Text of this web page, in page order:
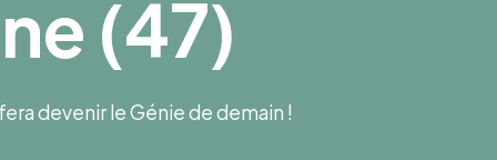
(47)
devenir le Génie de demain !